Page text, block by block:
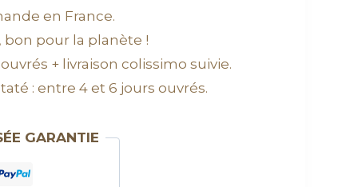
en France.
pour la planète !
+ livraison colissimo suivie.
: entre 4 et 6 jours ouvrés.
GARANTIE